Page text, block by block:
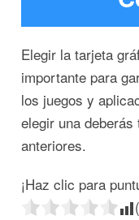
Elegir la tarjeta
importante para
los juegos y
elegir una
anteriores.
¡Haz clic para